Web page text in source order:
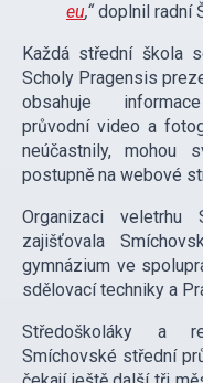
eu,“doplnil radní
Každá střední škola
Scholy Pragensis
obsahuje
průvodní video a
neúčastnily, mohou
postupně na webové
Organizaci veletrhu
zajišťovala
gymnázium ve
sdělovací techniky a
Středoškoláky a
Smíchovské střední